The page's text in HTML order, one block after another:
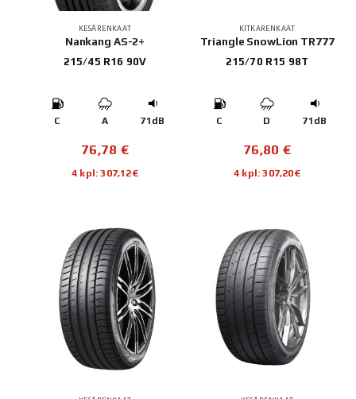
KESÄRENKAAT
Nankang AS-2+
215/45 R16 90V
C A 71dB
76,78 €
4 kpl: 307,12€
KITKARENKAAT
Triangle SnowLion TR777
215/70 R15 98T
C D 71dB
76,80 €
4 kpl: 307,20€